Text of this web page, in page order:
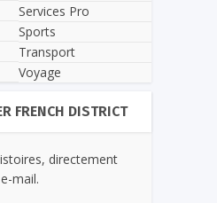
Services Pro
Sports
Transport
Voyage
FRENCH DISTRICT
directement
mail.